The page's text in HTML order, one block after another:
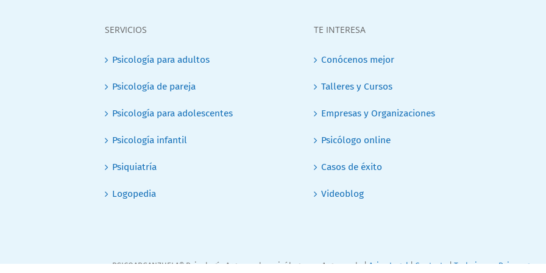
SERVICIOS
Psicología para adultos
Psicología de pareja
Psicología para adolescentes
Psicología infantil
Psiquiatría
Logopedia
TE INTERESA
Conócenos mejor
Talleres y Cursos
Empresas y Organizaciones
Psicólogo online
Casos de éxito
Videoblog
PSICOARGANZUELA® Psicología Arganzuela, psicólogos en Arganzuela |Aviso Legal|Contacta|Trabaja con